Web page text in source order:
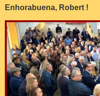
Enhorabuena, Robert !